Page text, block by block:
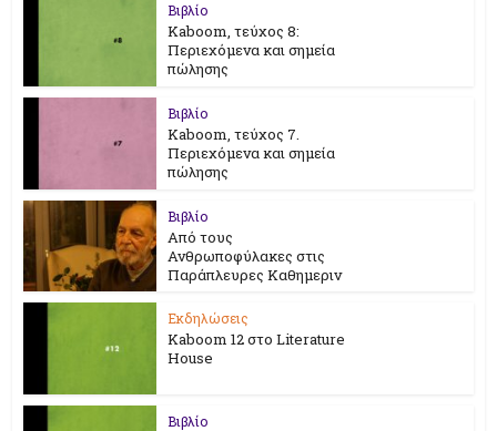
Βιβλίο
Kaboom, τεύχος 8:
Περιεχόμενα και σημεία
πώλησης
Βιβλίο
Kaboom, τεύχος 7.
Περιεχόμενα και σημεία
πώλησης
Βιβλίο
Από τους
Ανθρωποφύλακες στις
Παράπλευρες Καθημεριν
Εκδηλώσεις
Kaboom 12 στο Literature
House
Βιβλίο